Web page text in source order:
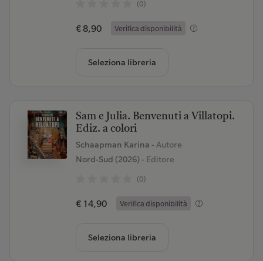
(0)
€ 8,90 Verifica disponibilità
Seleziona libreria
Sam e Julia. Benvenuti a Villatopi.
Ediz. a colori
Schaapman Karina - Autore
Nord-Sud (2026)- Editore
(0)
€ 14,90 Verifica disponibilità
Seleziona libreria